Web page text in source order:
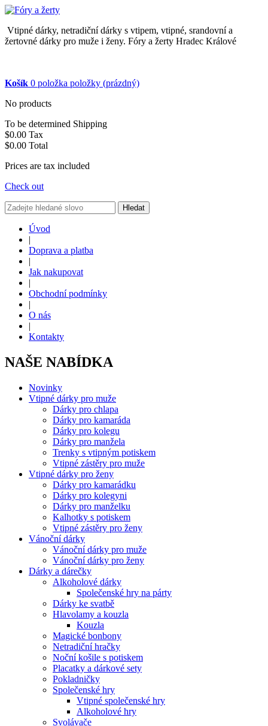
Vtipné dárky, netradiční dárky s vtipem, vtipné, srandovní a
žertovné dárky pro muže i ženy. Fóry a žerty Hradec Králové
Košík 0 položka položky (prázdný)
No products
To be determined Shipping
$0.00 Tax
$0.00 Total
Prices are tax included
Check out
Hledat
Úvod
|
Doprava a platba
|
Jak nakupovat
|
Obchodní podmínky
|
O nás
|
Kontakty
NAŠE NABÍDKA
Novinky
Vtipné dárky pro muže
Dárky pro chlapa
Dárky pro kamaráda
Dárky pro kolegu
Dárky pro manžela
Trenky s vtipným potiskem
Vtipné zástěry pro muže
Vtipné dárky pro ženy
Dárky pro kamarádku
Dárky pro kolegyni
Dárky pro manželku
Kalhotky s potiskem
Vtipné zástěry pro ženy
Vánoční dárky
Vánoční dárky pro muže
Vánoční dárky pro ženy
Dárky a dárečky
Alkoholové dárky
Společenské hry na párty
Dárky ke svatbě
Hlavolamy a kouzla
Kouzla
Magické bonbony
Netradiční hračky
Noční košile s potiskem
Placatky a dárkové sety
Pokladničky
Společenské hry
Vtipné společenské hry
Alkoholové hry
Svolávače